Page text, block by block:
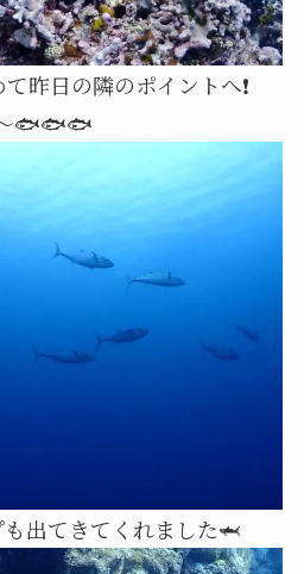
昨日の隣のポイントへ❗
🐟️🐟️🐟️
出てきてくれました🦈